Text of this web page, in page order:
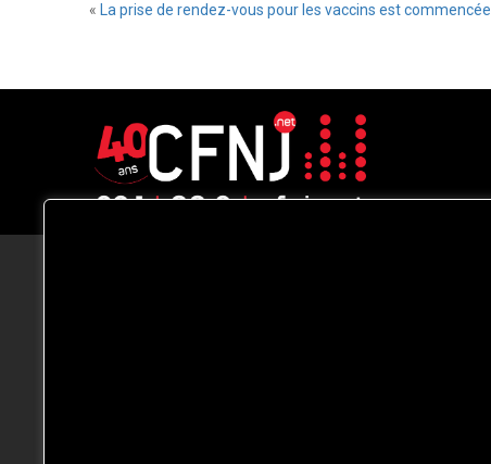
« La prise de rendez-vous pour les vaccins est commencée